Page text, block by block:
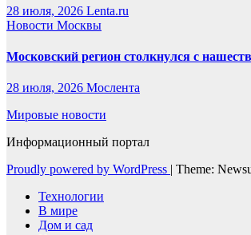
28 июля, 2026 Lenta.ru
Новости Москвы
Московский регион столкнулся с
28 июля, 2026 Мослента
Мировые новости
Информационный портал
Proudly powered by WordPress | Theme:
Технологии
В мире
Дом и сад